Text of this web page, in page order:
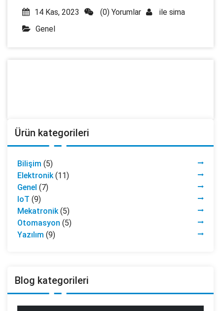
14 Kas, 2023 (0) Yorumlar ile sima
Genel
Ürün kategorileri
Bilişim (5)
Elektronik (11)
Genel (7)
IoT (9)
Mekatronik (5)
Otomasyon (5)
Yazılım (9)
Blog kategorileri